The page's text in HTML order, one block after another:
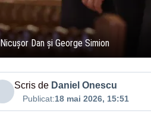
Nicușor Dan și George Simion
Scris de Daniel Onescu
Publicat:18 mai 2026, 15:51